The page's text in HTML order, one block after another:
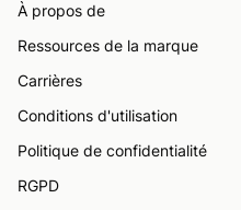
À propos de
Ressources de la marque
Carrières
Conditions d'utilisation
Politique de confidentialité
RGPD